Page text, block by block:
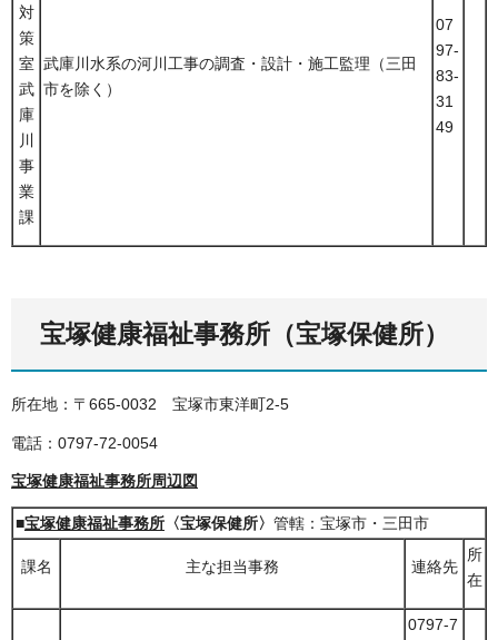
対
策
室
武
庫
川
事
業
課
武庫川水系の河川工事の調査・設計・施工監理（三田
市を除く）
07
97-
83-
31
49
宝塚健康福祉事務所（宝塚保健所）
所在地：〒665-0032 宝塚市東洋町2-5
電話：0797-72-0054
宝塚健康福祉事務所周辺図
■宝塚健康福祉事務所 〈宝塚保健所〉 管轄：宝塚市・三田市
課名 主な担当事務 連絡先
所
在
0797-7